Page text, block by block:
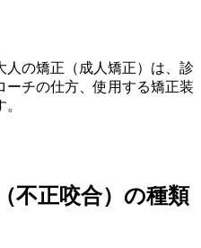
の矯正（成人矯正）は、診
ーチの仕方、使用する矯正装
不正咬合）の種類